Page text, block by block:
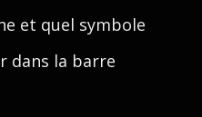
et quel symbole
dans la barre